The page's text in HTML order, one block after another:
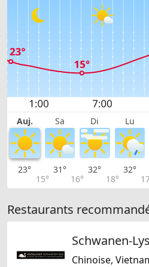
Auj. Sa Di Lu
23°
15°
31°
16°
32°
18°
32°
Restaurants
Schwanen-